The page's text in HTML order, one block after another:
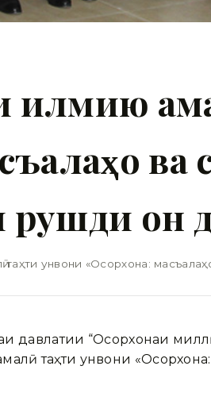
илмию
ва
он
унвони «Осорхона:
давлатии “Осорхонаи
таҳти унвони